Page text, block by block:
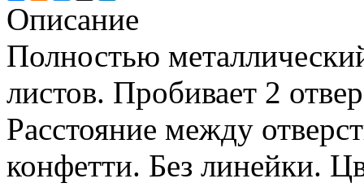
Описание
Полностью
листов. Пробивает 2
Расстояние между
конфетти. Без линейки.